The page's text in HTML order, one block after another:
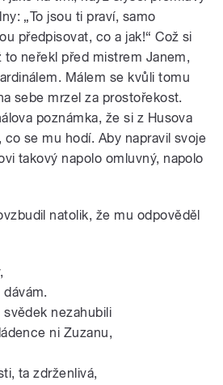
„To jsou ti praví, samo
předpisovat, co a jak!“ Což si
neřekl před mistrem Janem,
Málem se kvůli tomu
sebe mrzel za prostořekost.
poznámka, že si z Husova
se mu hodí. Aby napravil svoje
takový napolo omluvný, napolo
natolik, že mu odpověděl
svědek nezahubili
ni Zuzanu,
ta zdrženlivá,